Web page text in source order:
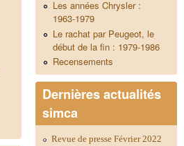
Les années Chrysler :
1963-1979
Le rachat par Peugeot, le
début de la fin : 1979-1986
Recensements
Dernières actualités
simca
Revue de presse Février 2022